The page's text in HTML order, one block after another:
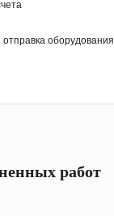
отправка оборудования
работ